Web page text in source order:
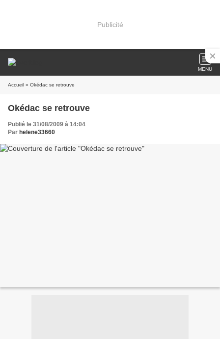
Publicité
MENU
Accueil » Okédac se retrouve
Okédac se retrouve
Publié le 31/08/2009 à 14:04
Par helene33660